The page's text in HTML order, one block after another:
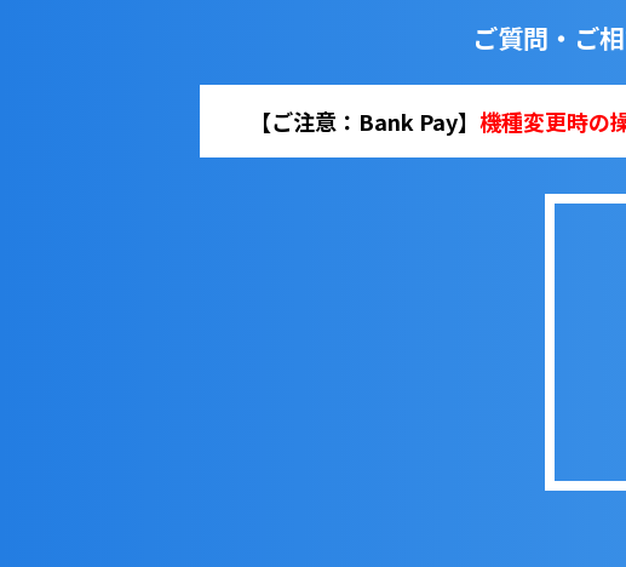
ご質問・ご
【ご注意：Bank Pay】 機種変更時の